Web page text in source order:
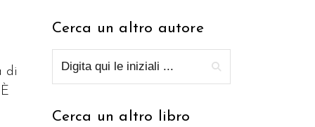
di
Cerca un altro autore
Cerca un altro libro